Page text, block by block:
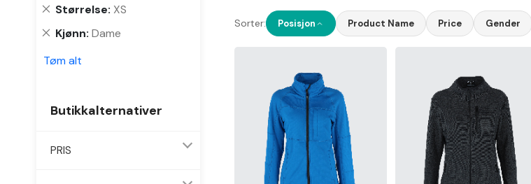
Sorter: Posisjon Product Name Price Gender
Størrelse XS
Fjern
varen
Kjønn Dame
Fjern
varen
Tøm alt
Butikkalternativer
PRIS